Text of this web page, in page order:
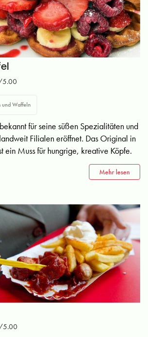
und Waffeln
für seine süßen Spezialitäten und
Filialen eröffnet. Das Original in
ein Muss für hungrige, kreative Köpfe.
Mehr lesen